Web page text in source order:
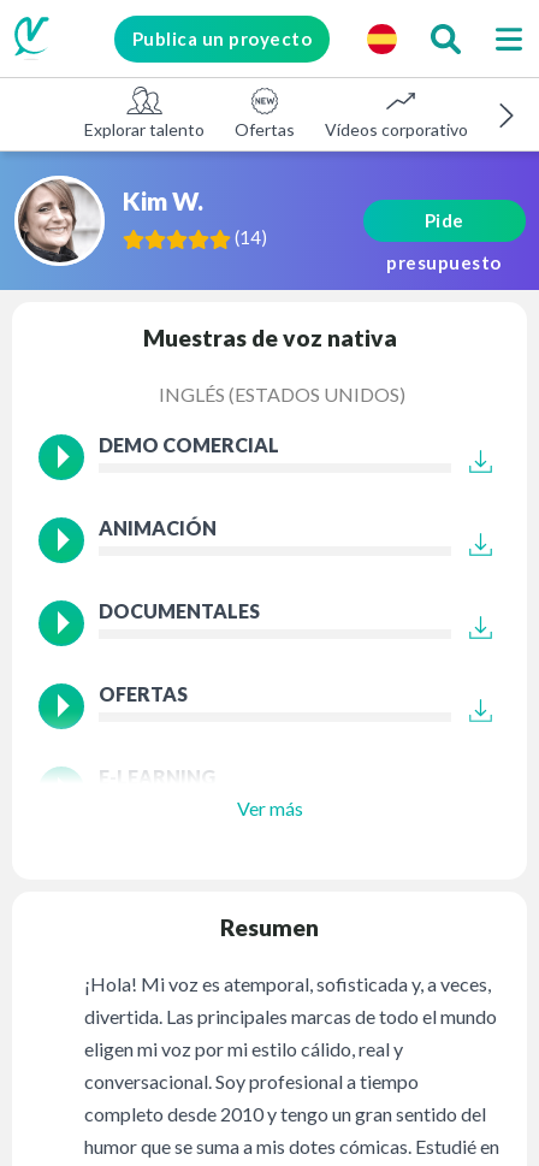
Publica un proyecto
Explorar talento Ofertas Vídeos corporativos E-
Kim W.
(14)
Pide
presupuesto
Muestras de voz nativa
INGLÉS (ESTADOS UNIDOS)
DEMO COMERCIAL
ANIMACIÓN
DOCUMENTALES
OFERTAS
E-LEARNING
Ver más
Resumen
¡Hola! Mi voz es atemporal, sofisticada y, a veces,
divertida. Las principales marcas de todo el mundo
eligen mi voz por mi estilo cálido, real y
conversacional. Soy profesional a tiempo
completo desde 2010 y tengo un gran sentido del
humor que se suma a mis dotes cómicas. Estudié en